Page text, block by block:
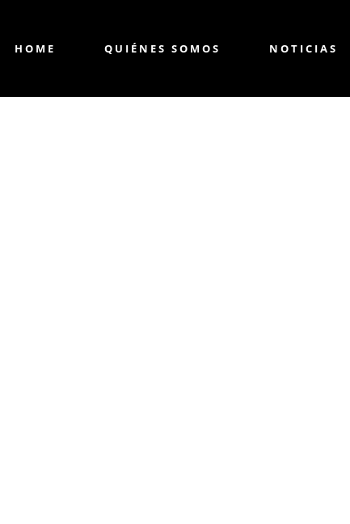
HOME QUIÉNES SOMOS NOTICIAS